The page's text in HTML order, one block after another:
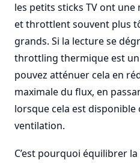
les petits sticks TV ont
et throttlent souvent plus
grands. Si la lecture se
throttling thermique est
pouvez atténuer cela en
maximale du flux, en
lorsque cela est
ventilation.
C’est pourquoi équilibrer